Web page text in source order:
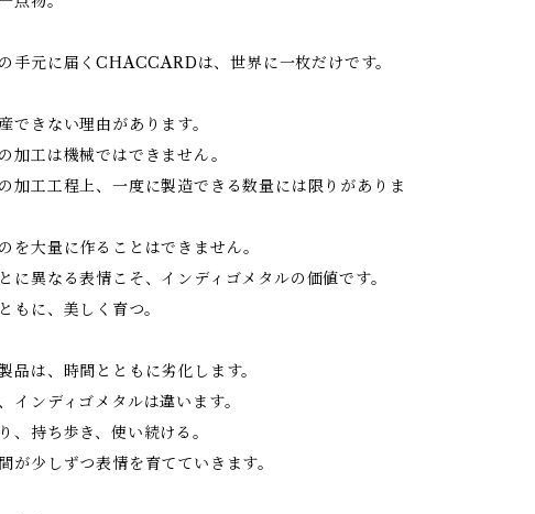
手元に届くCHACCARDは、世界に一枚だけです。
できない理由があります。
加工は機械ではできません。
加工工程上、一度に製造できる数量には限りがありま
を大量に作ることはできません。
に異なる表情こそ、インディゴメタルの価値です。
もに、美しく育つ。
品は、時間とともに劣化します。
インディゴメタルは違います。
、持ち歩き、使い続ける。
が少しずつ表情を育てていきます。